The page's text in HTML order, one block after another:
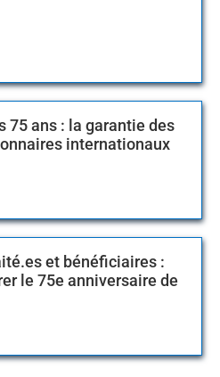
75 ans : la garantie des
internationaux
et bénéficiaires :
le 75e anniversaire de
commune des pensions
Unies (CCPPNU)